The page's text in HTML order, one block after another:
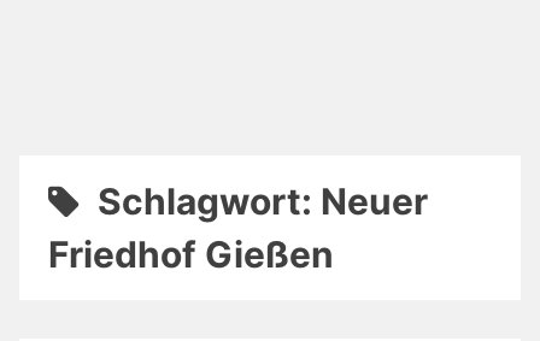
Schlagwort: Neuer
Friedhof Gießen